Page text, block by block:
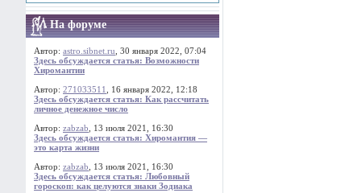
На форуме
Автор: astro.sibnet.ru , 30 января 2022, 07:04
Здесь обсуждается статья: Возможности
Хиромантии
Автор: 271033511
, 16 января 2022, 12:18
Здесь обсуждается статья: Как рассчитать
личное денежное число
Автор: zabzab , 13 июля 2021, 16:30
Здесь обсуждается статья: Хиромантия —
это карта жизни
Автор: zabzab , 13 июля 2021, 16:30
Здесь обсуждается статья: Любовный
гороскоп: как целуются знаки Зодиака